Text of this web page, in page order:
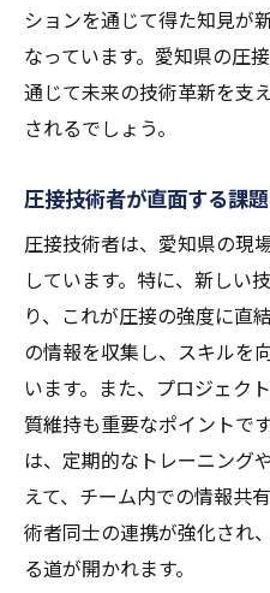
ションを通じて得た知見が
なっています。愛知県の圧
通じて未来の技術革新を支
されるでしょう。
圧接技術者が直面する課
圧接技術者は、愛知県の現
しています。特に、新しい
り、これが圧接の強度に直
の情報を収集し、スキルを
います。また、プロジェク
質維持も重要なポイントで
は、定期的なトレーニング
えて、チーム内での情報共
術者同士の連携が強化され
る道が開かれます。